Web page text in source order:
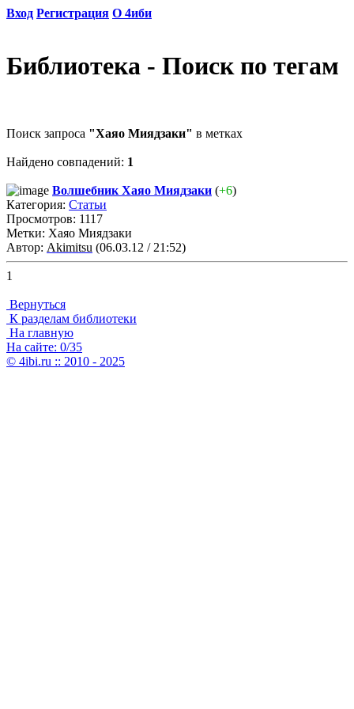
Вход Регистрация О 4иби
Библиотека - Поиск по тегам
Поиск запроса "Хаяо Миядзаки" в метках
Найдено совпадений: 1
Волшебник Хаяо Миядзаки (+6)
Категория: Статьи
Просмотров: 1117
Метки: Хаяо Миядзаки
Автор: Akimitsu (06.03.12 / 21:52)
1
Вернуться
К разделам библиотеки
На главную
На сайте: 0/35
© 4ibi.ru :: 2010 - 2025